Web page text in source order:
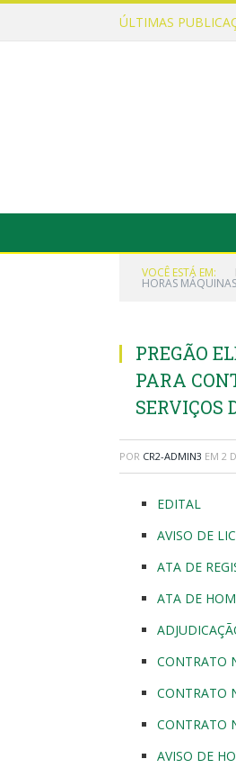
ÚLTIMAS
VOCÊ ESTÁ EM:
HORAS
PREGÃO
PARA
SERVIÇOS
POR CR2-ADMIN3 EM 2
EDITAL
AVISO DE
ATA DE
ATA DE
CONTRATO
CONTRATO
CONTRATO
AVISO DE